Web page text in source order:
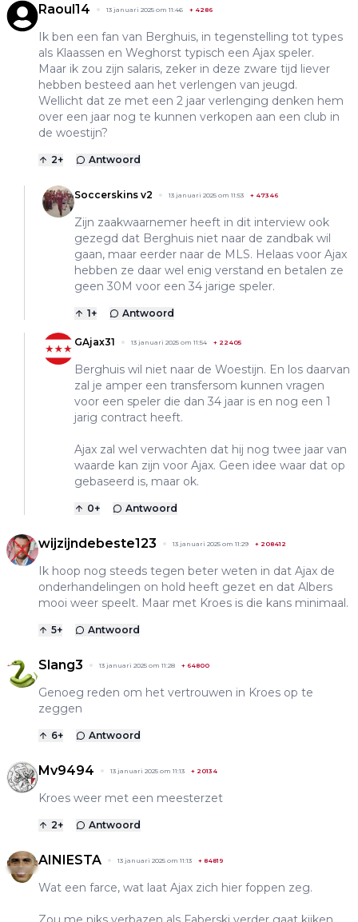
Raoul14 13 januari 2025 om 11:46 + 4286
Ik ben een fan van Berghuis, in tegenstelling tot types
als Klaassen en Weghorst typisch een Ajax speler.
Maar ik zou zijn salaris, zeker in deze zware tijd liever
hebben besteed aan het verlengen van jeugd.
Wellicht dat ze met een 2 jaar verlenging denken hem
over een jaar nog te kunnen verkopen aan een club in
de woestijn?
2+ Antwoord
Soccerskins v2 13 januari 2025 om 11:53 + 47346
Zijn zaakwaarnemer heeft in dit interview ook
gezegd dat Berghuis niet naar de zandbak wil
gaan, maar eerder naar de MLS. Helaas voor Ajax
hebben ze daar wel enig verstand en betalen ze
geen 30M voor een 34 jarige speler.
1+ Antwoord
GAjax31 13 januari 2025 om 11:54 + 22405
Berghuis wil niet naar de Woestijn. En los daarvan
zal je amper een transfersom kunnen vragen
voor een speler die dan 34 jaar is en nog een 1
jarig contract heeft.
Ajax zal wel verwachten dat hij nog twee jaar van
waarde kan zijn voor Ajax. Geen idee waar dat op
gebaseerd is, maar ok.
0+ Antwoord
wijzijndebeste123 13 januari 2025 om 11:29 + 208412
Ik hoop nog steeds tegen beter weten in dat Ajax de
onderhandelingen on hold heeft gezet en dat Albers
mooi weer speelt. Maar met Kroes is die kans minimaal.
5+ Antwoord
Slang3 13 januari 2025 om 11:28 + 64800
Genoeg reden om het vertrouwen in Kroes op te
zeggen
6+ Antwoord
Mv9494 13 januari 2025 om 11:13 + 20134
Kroes weer met een meesterzet
2+ Antwoord
AINIESTA 13 januari 2025 om 11:13 + 84819
Wat een farce, wat laat Ajax zich hier foppen zeg.